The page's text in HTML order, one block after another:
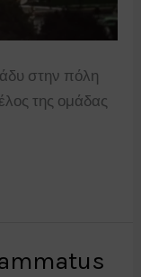
στην πόλη
της ομάδας